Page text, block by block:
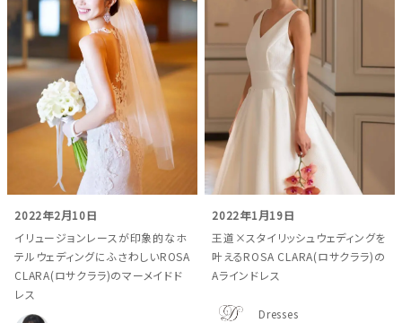
2022年2月10日
イリュージョンレースが印象的なホ
テルウェディングにふさわしいROSA
CLARA(ロサクララ)のマーメイドド
レス
2022年1月19日
王道×スタイリッシュウェディングを
叶えるROSA CLARA(ロサクララ)の
Aラインドレス
Dresses